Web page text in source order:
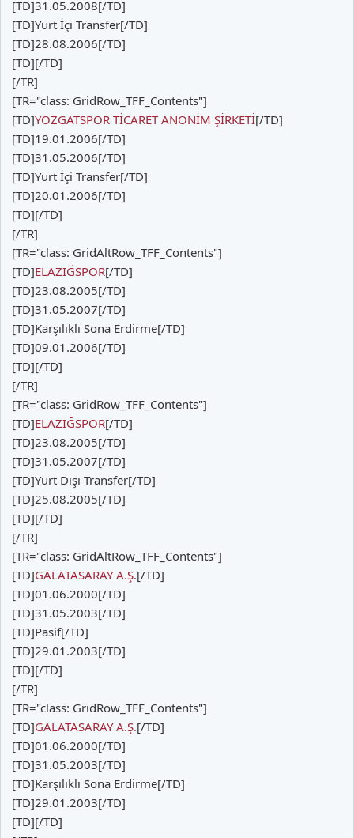
[TD]31.05.2008[/TD]
[TD]Yurt İçi Transfer[/TD]
[TD]28.08.2006[/TD]
[TD][/TD]
[/TR]
[TR="class: GridRow_TFF_Contents"]
[TD]YOZGATSPOR TİCARET ANONİM ŞİRKETİ[/TD]
[TD]19.01.2006[/TD]
[TD]31.05.2006[/TD]
[TD]Yurt İçi Transfer[/TD]
[TD]20.01.2006[/TD]
[TD][/TD]
[/TR]
[TR="class: GridAltRow_TFF_Contents"]
[TD]ELAZIĞSPOR[/TD]
[TD]23.08.2005[/TD]
[TD]31.05.2007[/TD]
[TD]Karşılıklı Sona Erdirme[/TD]
[TD]09.01.2006[/TD]
[TD][/TD]
[/TR]
[TR="class: GridRow_TFF_Contents"]
[TD]ELAZIĞSPOR[/TD]
[TD]23.08.2005[/TD]
[TD]31.05.2007[/TD]
[TD]Yurt Dışı Transfer[/TD]
[TD]25.08.2005[/TD]
[TD][/TD]
[/TR]
[TR="class: GridAltRow_TFF_Contents"]
[TD]GALATASARAY A.Ş.[/TD]
[TD]01.06.2000[/TD]
[TD]31.05.2003[/TD]
[TD]Pasif[/TD]
[TD]29.01.2003[/TD]
[TD][/TD]
[/TR]
[TR="class: GridRow_TFF_Contents"]
[TD]GALATASARAY A.Ş.[/TD]
[TD]01.06.2000[/TD]
[TD]31.05.2003[/TD]
[TD]Karşılıklı Sona Erdirme[/TD]
[TD]29.01.2003[/TD]
[TD][/TD]